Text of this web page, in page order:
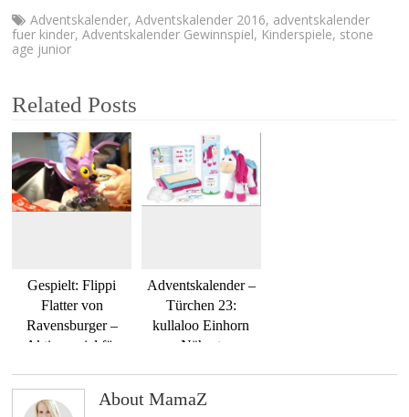
Adventskalender,Adventskalender 2016, adventskalender
fuer kinder,Adventskalender Gewinnspiel, Kinderspiele, stone
age junior
Related Posts
Gespielt: Flippi
Flatter von
Ravensburger –
Aktionsspiel für
Adventskalender –
Türchen 23:
kullaloo Einhorn
Nähset
About MamaZ